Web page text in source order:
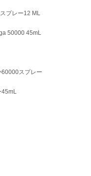
プレー12 ML
50000 45mL
スプレー
45mL